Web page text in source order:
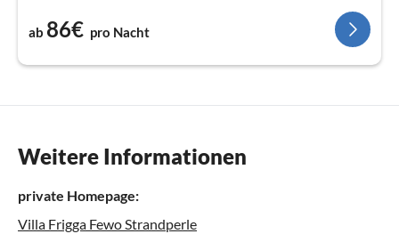
ab 86€ pro Nacht
Weitere Informationen
private Homepage:
Villa Frigga Fewo Strandperle